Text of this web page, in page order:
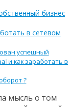
бизнес
в сетевом
успешный
и как заработать в
?
мысль о том